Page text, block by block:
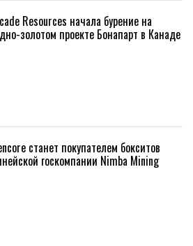
Resources начала бурение на
золотом проекте Бонапарт в Канаде
станет покупателем бокситов
госкомпании Nimba Mining